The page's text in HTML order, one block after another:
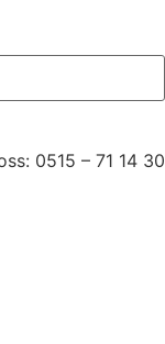
0515 – 71 14 30